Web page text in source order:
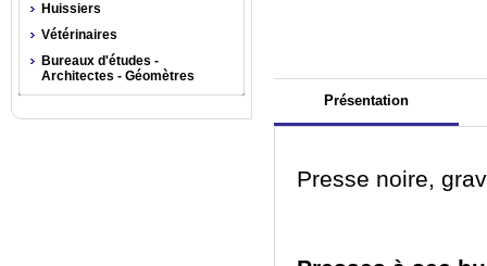
Présentation
Presse noire,
Huissiers
Vétérinaires
Bureaux d'études -
Architectes - Géomètres